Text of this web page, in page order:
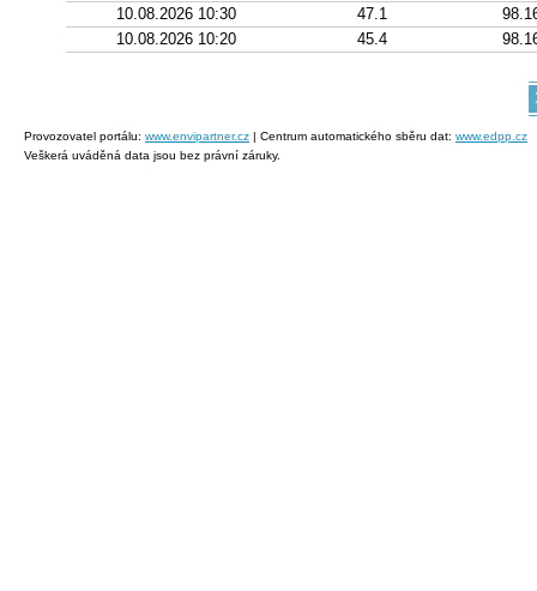
10.08.2026 10:30
47.1
10.08.2026 10:20
45.4
Provozovatel portálu: www.envipartner.cz | Centrum automatického sběru dat: www.edpp.cz
Veškerá uváděná data jsou bez právní záruky.